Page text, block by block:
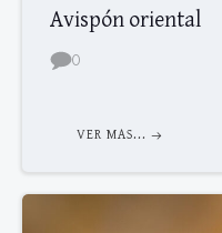
Avispón oriental
0
VER MAS...